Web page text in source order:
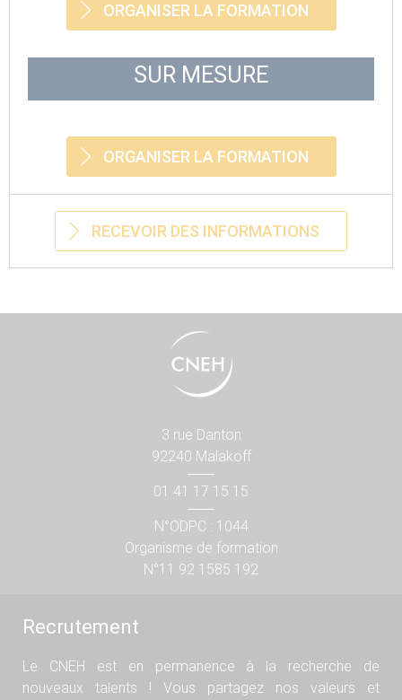
ORGANISER LA FORMATION
SUR MESURE
ORGANISER LA FORMATION
RECEVOIR DES INFORMATIONS
3 rue Danton
92240 Malakoff
01 41 17 15 15
N°ODPC : 1044
Organisme de formation
N°11 92 1585 192
Recrutement
Le CNEH est en permanence à la recherche de
nouveaux talents ! Vous partagez nos valeurs et